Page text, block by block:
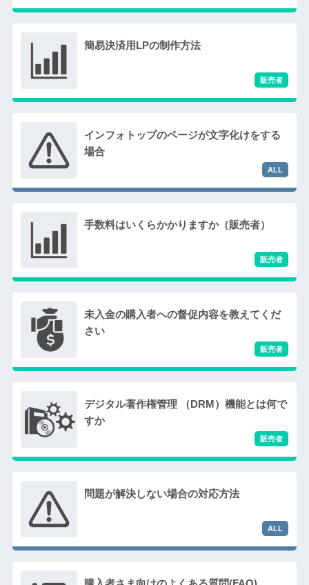
簡易決済用LPの制作方法
インフォトップのページが文字化けをする
場合
手数料はいくらかかりますか（販売者）
未入金の購入者への督促内容を教えてくだ
さい
デジタル著作権管理 （DRM）機能とは何で
すか
問題が解決しない場合の対応方法